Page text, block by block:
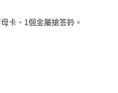
卡、1個金屬搶答鈴。